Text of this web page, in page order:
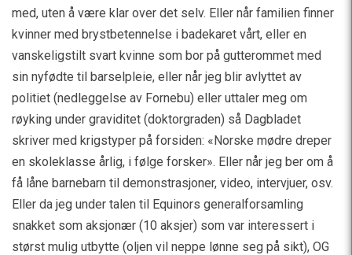
med, uten å være klar over det selv. Eller når familien finner
kvinner med brystbetennelse i badekaret vårt, eller en
vanskeligstilt svart kvinne som bor på gutterommet med
sin nyfødte til barselpleie, eller når jeg blir avlyttet av
politiet (nedleggelse av Fornebu) eller uttaler meg om
røyking under graviditet (doktorgraden) så Dagbladet
skriver med krigstyper på forsiden: «Norske mødre dreper
en skoleklasse årlig, i følge forsker». Eller når jeg ber om å
få låne barnebarn til demonstrasjoner, video, intervjuer, osv.
Eller da jeg under talen til Equinors generalforsamling
snakket som aksjonær (10 aksjer) som var interessert i
størst mulig utbytte (oljen vil neppe lønne seg på sikt), OG